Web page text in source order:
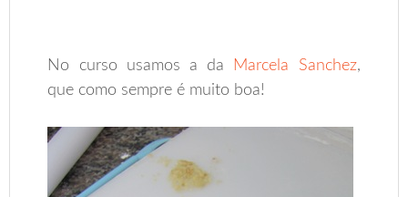
No curso usamos a da Marcela Sanchez,
que como sempre é muito boa!